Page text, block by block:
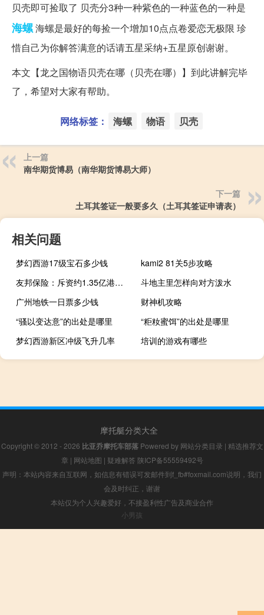
贝壳即可捡取了 贝壳分3种一种紫色的一种蓝色的一种是
海螺海螺是最好的每捡一个增加10点点卷爱恋无极限 珍
惜自己为你解答满意的话请五星采纳+五星原创谢谢。
本文【龙之国物语贝壳在哪（贝壳在哪）】到此讲解完毕
了，希望对大家有帮助。
网络标签： 海螺 物语 贝壳
上一篇
南华期货博易（南华期货博易大师）
下一篇
土耳其签证一般要多久（土耳其签证申请表）
相关问题
梦幻西游17级宝石多少钱
kami2 81关5步攻略
友邦保险：斥资约1.35亿港元回购197.9万股
斗地主里怎样向对方泼水
广州地铁一日票多少钱
财神机攻略
“骚以变达意”的出处是哪里
“粔籹蜜饵”的出处是哪里
梦幻西游新区冲级飞升几率
培训的游戏有哪些
摩托艇分类大全
Copyright © 2012 - 2026 比亚乔摩托车部落Powered by 网站分类目录 | 精选推荐文
章 | 网站地图 | 疑难解答 陕ICP备55559492号
声明：本站内容来自互联网，如信息有错误可发邮件到f_fb#foxmail.com说明，我们
会及时纠正，谢谢
本站仅为个人兴趣爱好，不接盈利性广告及商业合作
小男孩